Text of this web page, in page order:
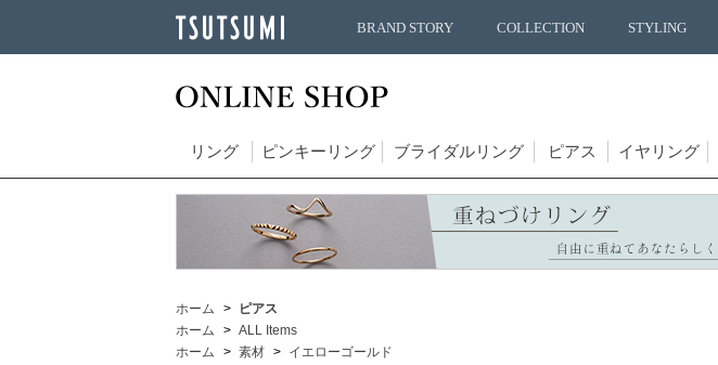
BRAND STORY COLLECTION STYLING
リング ピンキーリング ブライダルリング ピアス イヤリング
ホーム
ピアス
ホーム
ALL Items
ホーム
素材
イエローゴールド